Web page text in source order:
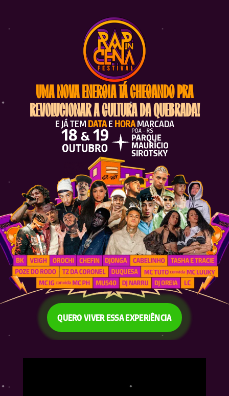
UMA NOVA ENERGIA TÁ CHEGANDO PRA
REVOLUCIONAR A CULTURA DA QUEBRADA!
E JÁ TEM DATAE HORAMARCADA
QUERO VIVER ESSA EXPERIÊNCIA